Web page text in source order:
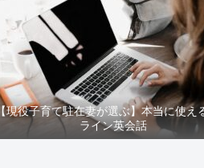
【現役子育て駐在妻が選ぶ】本当に使え
ライン英会話